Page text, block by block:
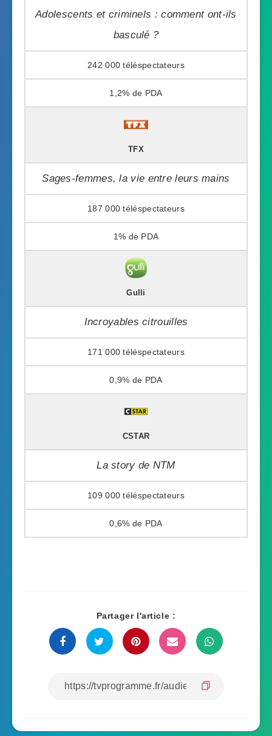
Adolescents et criminels : comment ont-ils
basculé ?
242 000
1,2%
TFX
Sages-femmes, la vie entre leurs mains
187 000
1%
Gulli
Incroyables citrouilles
171 000
0,9%
CSTAR
La story de NTM
109 000
0,6%
Partager l'article :